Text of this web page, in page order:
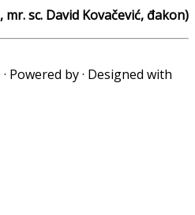
mr. sc. David Kovačević, đakon)
· Powered by· Designed with